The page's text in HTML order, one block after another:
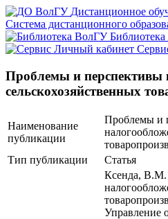
Дистанционное
Система дистанционного
Проблемы и перспективы
сельскохозяйственных
Наименование
публикации
Проблемы и
Тип публикации
Статья
Ксенда, В.М.
Управление